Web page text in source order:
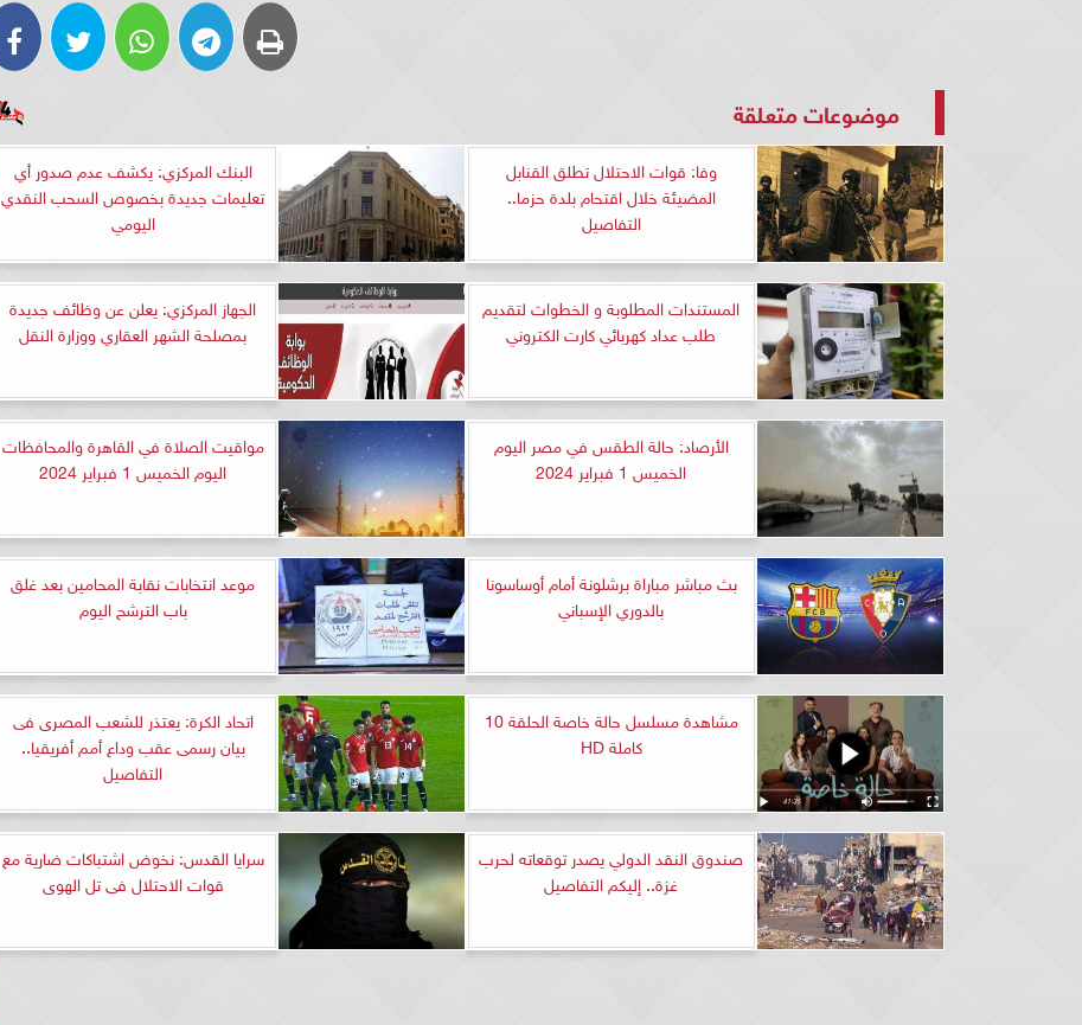
موضوعات متعلقة
وفا: قوات الاحتلال تطلق القنابل
المضيئة خلال اقتحام بلدة حزما..
التفاصيل
البنك المركزي: يكشف عدم صدور أي
تعليمات جديدة بخصوص السحب النقدي
اليومي
المستندات المطلوبة و الخطوات لتقديم
طلب عداد كهربائي كارت الكتروني
الجهاز المركزي: يعلن عن وظائف جديدة
بمصلحة الشهر العقاري ووزارة النقل
الأرصاد: حالة الطقس في مصر اليوم
الخميس 1 فبراير 2024
مواقيت الصلاة في القاهرة والمحافظات
اليوم الخميس 1 فبراير 2024
بث مباشر مباراة برشلونة أمام أوساسونا
بالدوري الإسباني
موعد انتخابات نقابة المحامين بعد غلق
باب الترشح اليوم
مشاهدة مسلسل حالة خاصة الحلقة 10
كاملة HD
اتحاد الكرة: يعتذر للشعب المصرى فى
بيان رسمى عقب وداع أمم أفريقيا..
التفاصيل
صندوق النقد الدولي يصدر توقعاته لحرب
غزة.. إليكم التفاصيل
سرايا القدس: نخوض اشتباكات ضارية مع
قوات الاحتلال فى تل الهوى